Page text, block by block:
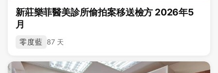
新莊樂菲醫美診所偷拍案移送檢方 2026年5
月
零度藍 87 天